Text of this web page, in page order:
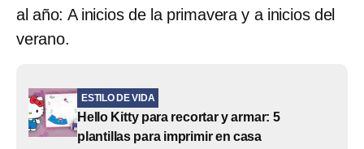
al año: A inicios de la primavera y a inicios del
verano.
ESTILO DE VIDA
Hello Kitty para recortar y armar: 5
plantillas para imprimir en casa